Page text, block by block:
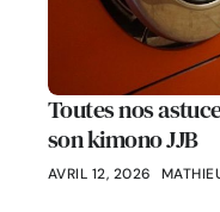
Toutes nos
son kimono JJB
AVRIL 12, 2026